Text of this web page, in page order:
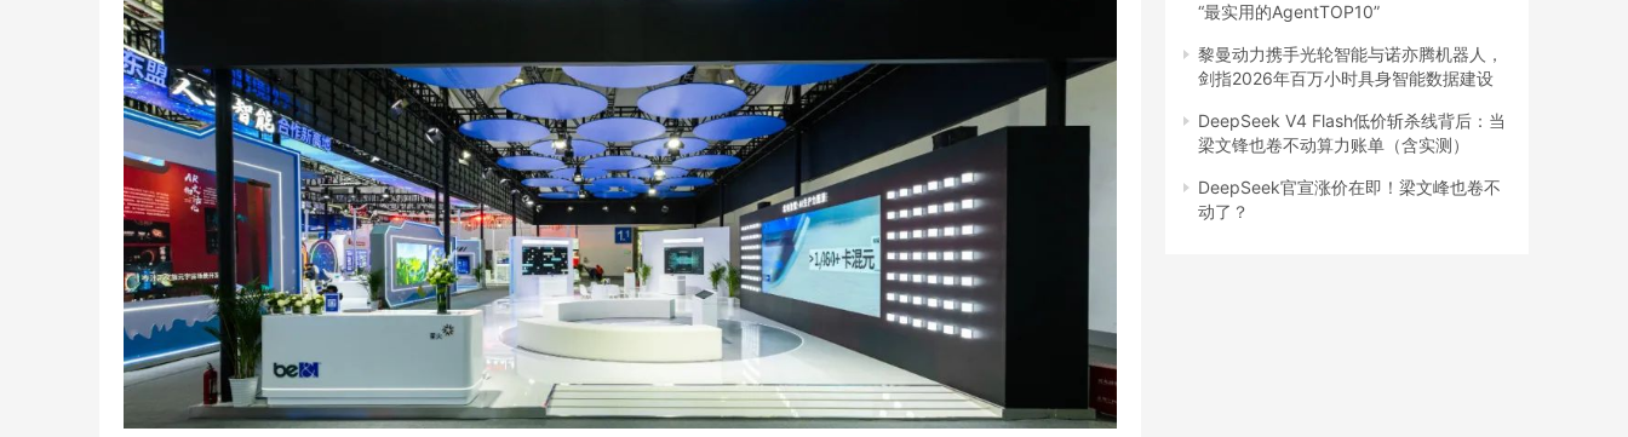
“最实用的AgentTOP10”
黎曼动力携手光轮智能与诺亦腾机器人，
剑指2026年百万小时具身智能数据建设
DeepSeek V4 Flash低价斩杀线背后：当
梁文锋也卷不动算力账单（含实测）
DeepSeek官宣涨价在即！梁文峰也卷不
动了？